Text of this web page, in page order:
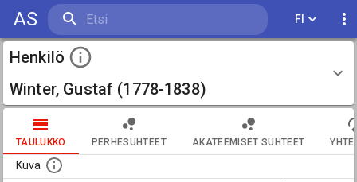
AS FI
Henkilö
Winter, Gustaf (1778-1838)
TAULUKKO PERHESUHTEET AKATEEMISET SUHTEET
Kuva